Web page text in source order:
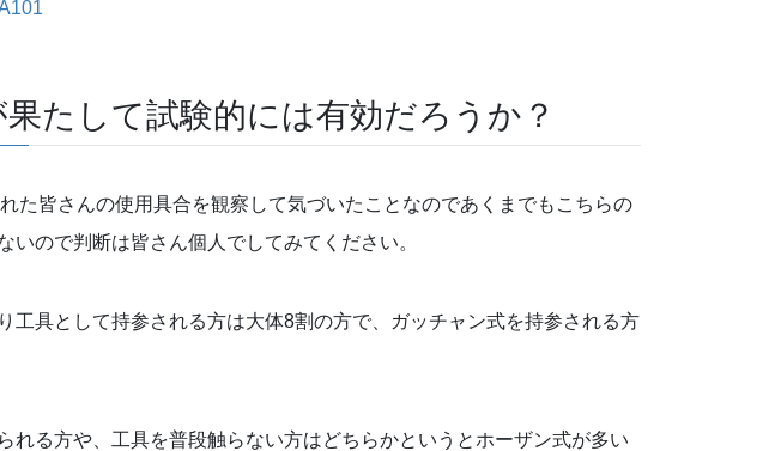
たして試験的には有効だろうか？
た皆さんの使用具合を観察して気づいたことなのであくまでもこちらの
いので判断は皆さん個人でしてみてください。
工具として持参される方は大体8割の方で、ガッチャン式を持参される方
れる方や、工具を普段触らない方はどちらかというとホーザン式が多い